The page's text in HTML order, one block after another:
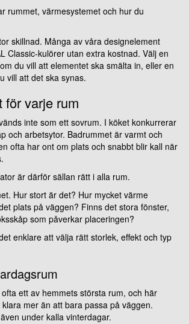
rummet, värmesystemet och hur du
skillnad. Många av våra designelement
Classic-kulörer utan extra kostnad. Välj en
du vill att elementet ska smälta in, eller en
vill att det ska synas.
för varje rum
inte som ett sovrum. I köket konkurrerar
och arbetsytor. Badrummet är varmt och
ofta har ont om plats och snabbt blir kall när
är därför sällan rätt i alla rum.
Hur stort är det? Hur mycket värme
plats på väggen? Finns det stora fönster,
som påverkar placeringen?
enklare att välja rätt storlek, effekt och typ
ett av hemmets största rum, och här
mer än att bara passa på väggen.
under kalla vinterdagar.